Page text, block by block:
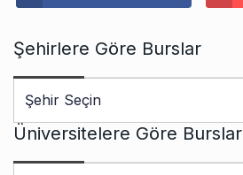
Şehirlere Göre Burslar
Üniversitelere Göre Burslar